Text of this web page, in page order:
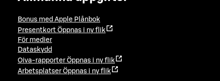
Bonus med Apple Plånbok
Presentkort Öppnas i ny flik
För medier
Dataskydd
Oiva-rapporter Öppnas i ny flik
Arbetsplatser Öppnas i ny flik